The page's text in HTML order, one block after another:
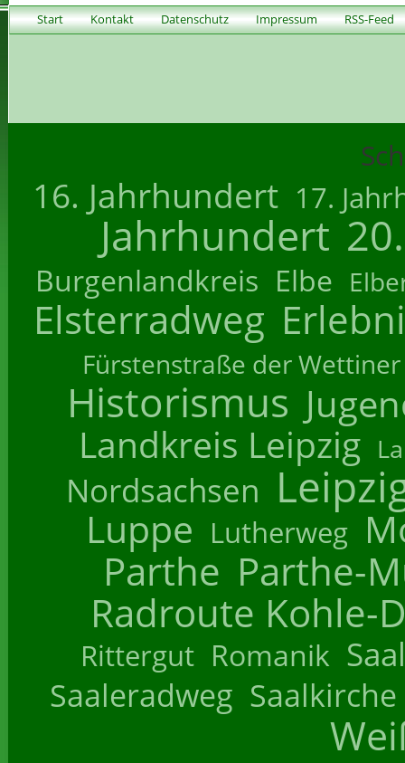
Start Kontakt Datenschutz Impressum RSS-Feed
16. Jahrhundert 17.
Jahrhundert
Burgenlandkreis Elbe
Elsterradweg
Fürstenstraße der Wettiner
Historismus
Landkreis Leipzig
Nordsachsen
Luppe Lutherweg
Parthe Parthe-
Radroute Kohle-
Rittergut Romanik
Saaleradweg Saalkirche